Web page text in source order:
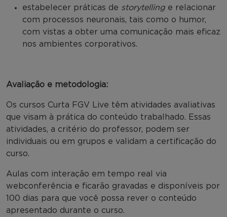
estabelecer práticas de storytelling e relacionar
com processos neuronais, tais como o humor,
com vistas a obter uma comunicação mais eficaz
nos ambientes corporativos.
Avaliação e metodologia:
Os cursos Curta FGV Live têm atividades avaliativas
que visam à prática do conteúdo trabalhado. Essas
atividades, a critério do professor, podem ser
individuais ou em grupos e validam a certificação do
curso.
Aulas com interação em tempo real via
webconferência e ficarão gravadas e disponíveis por
100 dias para que você possa rever o conteúdo
apresentado durante o curso.